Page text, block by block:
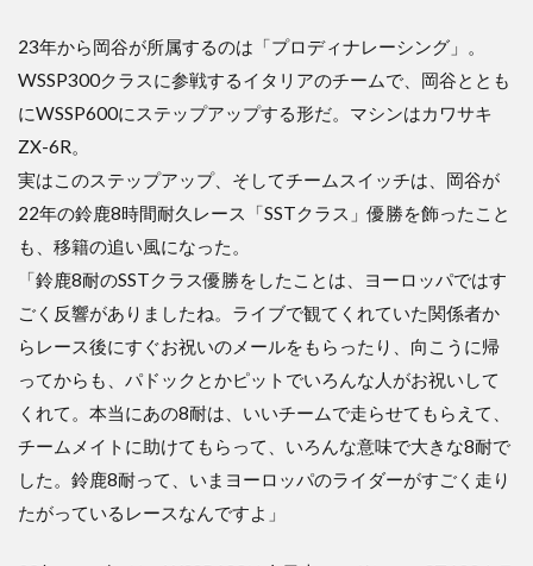
23年から岡谷が所属するのは「プロディナレーシング」。
WSSP300クラスに参戦するイタリアのチームで、岡谷ととも
にWSSP600にステップアップする形だ。マシンはカワサキ
ZX-6R。
実はこのステップアップ、そしてチームスイッチは、岡谷が
22年の鈴鹿8時間耐久レース「SSTクラス」優勝を飾ったこと
も、移籍の追い風になった。
「鈴鹿8耐のSSTクラス優勝をしたことは、ヨーロッパではす
ごく反響がありましたね。ライブで観てくれていた関係者か
らレース後にすぐお祝いのメールをもらったり、向こうに帰
ってからも、パドックとかピットでいろんな人がお祝いして
くれて。本当にあの8耐は、いいチームで走らせてもらえて、
チームメイトに助けてもらって、いろんな意味で大きな8耐で
した。鈴鹿8耐って、いまヨーロッパのライダーがすごく走り
たがっているレースなんですよ」